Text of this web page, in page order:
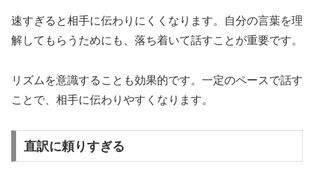
速すぎると相手に伝わりにくくなります。自分の言葉を理
解してもらうためにも、落ち着いて話すことが重要です。
リズムを意識することも効果的です。一定のペースで話す
ことで、相手に伝わりやすくなります。
直訳に頼りすぎる